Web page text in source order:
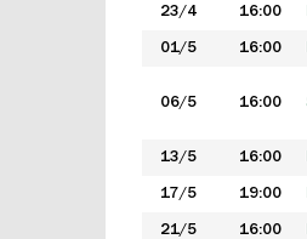
23/4 16:00
01/5 16:00
06/5 16:00
13/5 16:00
17/5 19:00
21/5 16:00